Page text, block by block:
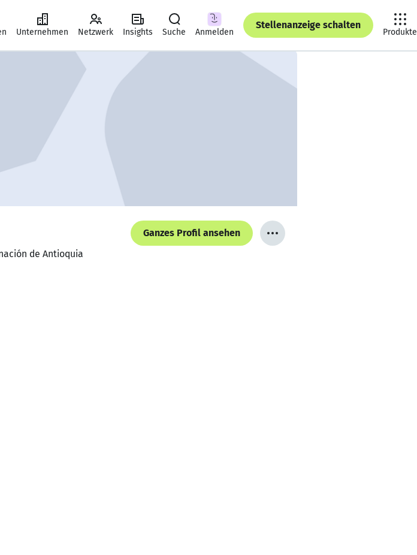
Unternehmen Netzwerk Insights Suche Anmelden
Stellenanzeige schalten
Produkte
Ganzes Profil ansehen
de Antioquia